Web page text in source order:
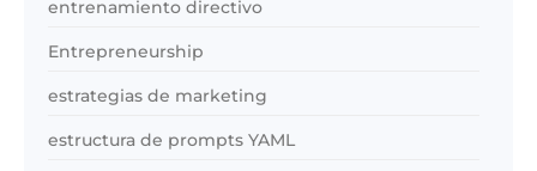
entrenamiento directivo
Entrepreneurship
estrategias de marketing
estructura de prompts YAML